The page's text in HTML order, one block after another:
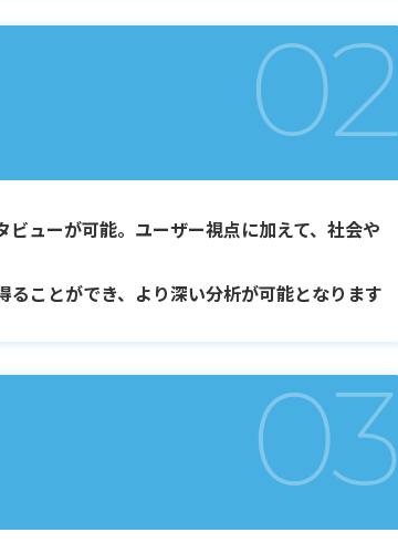
02
ューが可能。ユーザー視点に加えて、社会や
ことができ、より深い分析が可能となります
03